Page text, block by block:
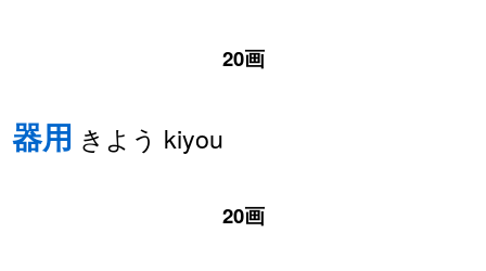
20画
器用 きよう kiyou
20画